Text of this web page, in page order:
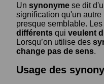
Un synonyme se dit
signification qu'un
presque semblable. Les
différents qui veulent
Lorsqu’on utilise des
change pas de sens.
Usage des